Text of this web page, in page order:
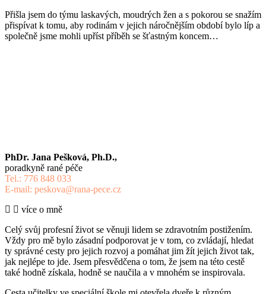
Přišla jsem do týmu laskavých, moudrých žen a s pokorou se snažím
přispívat k tomu, aby rodinám v jejich náročnějším období bylo líp a
společně jsme mohli upříst příběh se šťastným koncem…
PhDr. Jana Pešková, Ph.D.,
poradkyně rané péče
Tel.: 776 848 033
E-mail: peskova@rana-pece.cz
více o mně
Celý svůj profesní život se věnuji lidem se zdravotním postižením.
Vždy pro mě bylo zásadní podporovat je v tom, co zvládají, hledat
ty správné cesty pro jejich rozvoj a pomáhat jim žít jejich život tak,
jak nejlépe to jde. Jsem přesvědčena o tom, že jsem na této cestě
také hodně získala, hodně se naučila a v mnohém se inspirovala.